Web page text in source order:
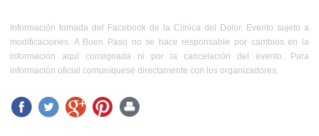
Información tomada del Facebook de la Clínica del Dolor. Evento sujeto a
modificaciones. A Buen Paso no se hace responsable por cambios en la
información aquí consignada ni por la cancelación del evento. Para
información oficial comuníquese directamente con los organizadores.